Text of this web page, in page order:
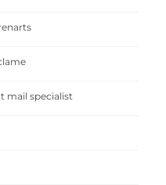
mail specialist